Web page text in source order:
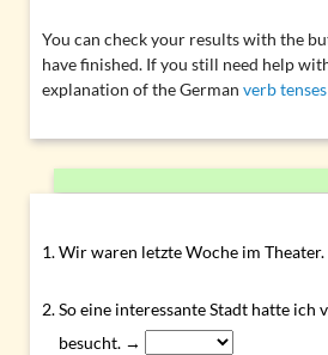
You can check your results with the
have finished. If you still need help
explanation of the German verb tenses
Wir waren letzte Woche im
So eine interessante Stadt hatte ich
besucht. →